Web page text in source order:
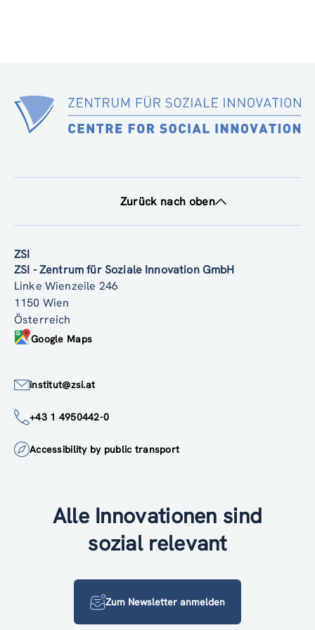
Zurück nach oben
ZSI
ZSI - Zentrum für Soziale Innovation GmbH
Linke Wienzeile 246
1150 Wien
Österreich
Google Maps
institut@zsi.at
+43 1 4950442-0
Accessibility by public transport
Alle Innovationen sind
sozial relevant
Zum Newsletter anmelden